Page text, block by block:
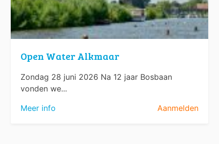
Open Water Alkmaar
Zondag 28 juni 2026 Na 12 jaar Bosbaan
vonden we...
Meer info
Aanmelden